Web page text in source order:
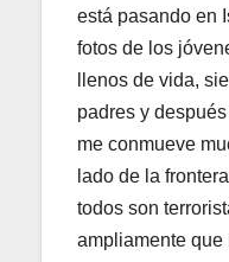
está pasando en
fotos de los
llenos de vida,
padres y
me conmueve
lado de la
todos son
ampliamente